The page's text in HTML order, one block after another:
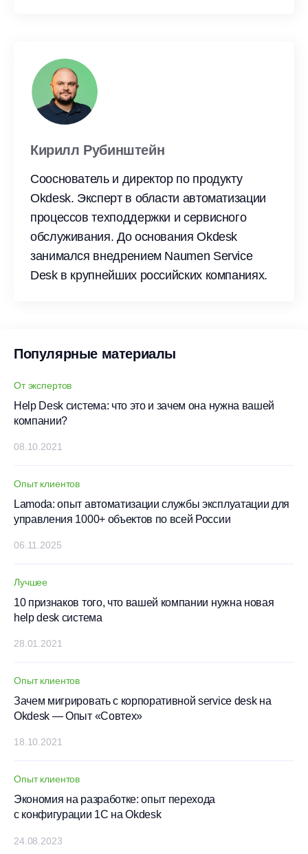
Кирилл Рубинштейн
Сооснователь и директор по продукту
Okdesk. Эксперт в области автоматизации
процессов техподдержки и сервисного
обслуживания. До основания Okdesk
занимался внедрением Naumen Service
Desk в крупнейших российских компаниях.
Популярные материалы
От экспертов
Help Desk система: что это и зачем она нужна вашей
компании?
08.10.2021
Опыт клиентов
Lamoda: опыт автоматизации службы эксплуатации для
управления 1000+ объектов по всей России
06.11.2025
Лучшее
10 признаков того, что вашей компании нужна новая
help desk система
28.01.2021
Опыт клиентов
Зачем мигрировать с корпоративной service desk на
Okdesk — Опыт «Совтех»
18.10.2021
Опыт клиентов
Экономия на разработке: опыт перехода
с конфигурации 1С на Okdesk
24.08.2023